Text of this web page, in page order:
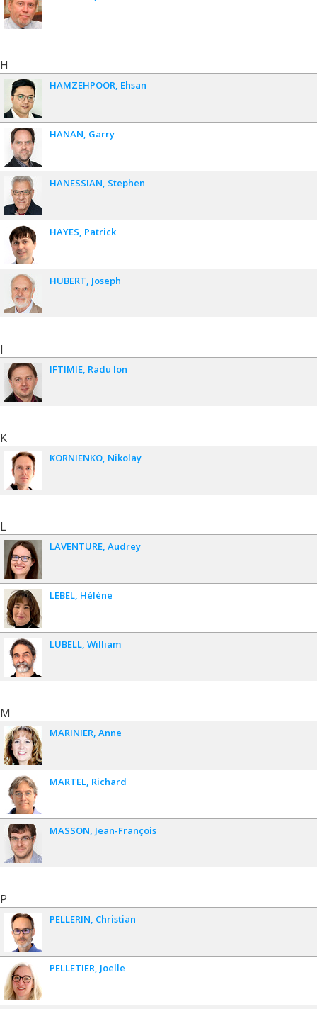
H
HAMZEHPOOR Ehsan
HANAN Garry
HANESSIAN Stephen
HAYES Patrick
HUBERT Joseph
I
IFTIMIE Radu Ion
K
KORNIENKO Nikolay
L
LAVENTURE Audrey
LEBEL Hélène
LUBELL William
M
MARINIER Anne
MARTEL Richard
MASSON Jean-François
P
PELLERIN Christian
PELLETIER Joelle